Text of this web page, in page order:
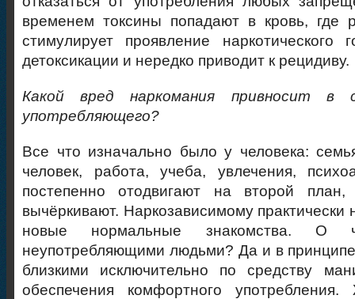
временем токсины попадают в кровь, где
стимулирует проявление наркотического
детоксикации и нередко приводит к рецидиву.
Какой вред наркомания привносит в
употребляющего?
Все что изначально было у человека:
человек, работа, учеба, увлечения,
постепенно отодвигают на второй
вычёркивают. Наркозависимому практически
новые нормальные знакомства. О
неупотребляющими людьми? Да и в
близкими исключительно по средству
обеспечения комфортного